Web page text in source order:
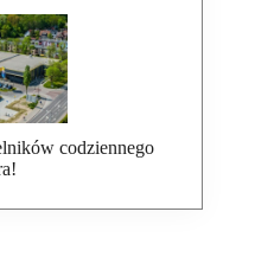
codziennego